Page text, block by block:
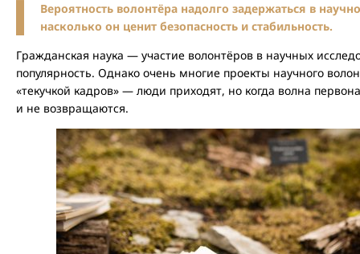
Вероятность волонтёра надолго задержаться в
насколько он ценит безопасность и стабильность.
Гражданская наука — участие волонтёров в научных
популярность. Однако очень многие проекты научного
«текучкой кадров» — люди приходят, но когда волна
и не возвращаются.